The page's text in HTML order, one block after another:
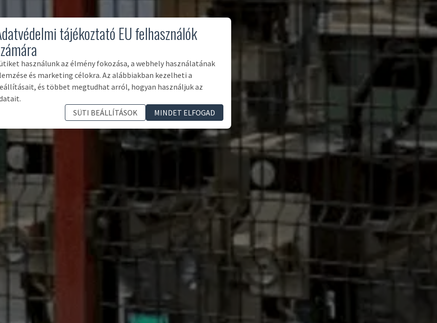
tájékoztató EU felhasználók
használunk az élmény fokozása, a webhely használatának
és marketing célokra. Az alábbiakban kezelheti a
és többet megtudhat arról, hogyan használjuk az
SÜTI BEÁLLÍTÁSOK
MINDET ELFOGAD